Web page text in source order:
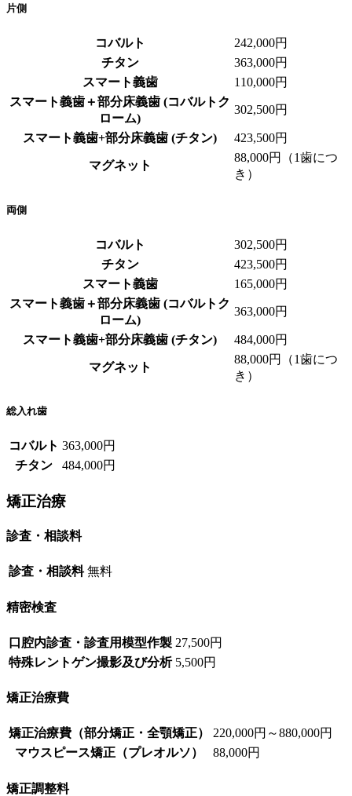
片側
コバルト
242,000円
チタン
363,000円
スマート義歯
110,000円
スマート義歯＋部分床義歯 (コバルトク
ローム)
302,500円
スマート義歯+部分床義歯 (チタン) 423,500円
マグネット
88,000円（1歯につ
き）
両側
コバルト
302,500円
チタン
423,500円
スマート義歯
165,000円
スマート義歯＋部分床義歯 (コバルトク
ローム)
363,000円
スマート義歯+部分床義歯 (チタン) 484,000円
マグネット
88,000円（1歯につ
き）
総入れ歯
コバルト 363,000円
チタン
484,000円
矯正治療
診査・相談料
診査・相談料 無料
精密検査
口腔内診査・診査用模型作製 27,500円
特殊レントゲン撮影及び分析 5,500円
矯正治療費
矯正治療費（部分矯正・全顎矯正）
220,000円～880,000円
マウスピース矯正（プレオルソ）
88,000円
矯正調整料